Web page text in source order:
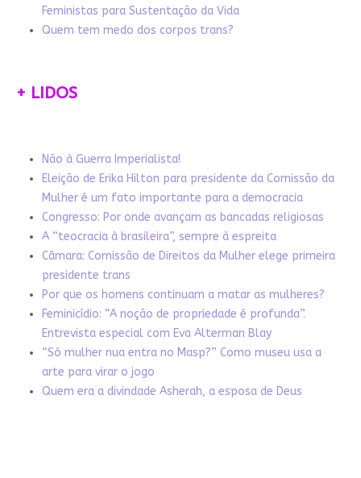
Feministas para Sustentação da Vida
Quem tem medo dos corpos trans?
+ LIDOS
Não à Guerra Imperialista!
Eleição de Erika Hilton para presidente da Comissão da
Mulher é um fato importante para a democracia
Congresso: Por onde avançam as bancadas religiosas
A “teocracia à brasileira”, sempre à espreita
Câmara: Comissão de Direitos da Mulher elege primeira
presidente trans
Por que os homens continuam a matar as mulheres?
Feminicídio: “A noção de propriedade é profunda”.
Entrevista especial com Eva Alterman Blay
“Só mulher nua entra no Masp?” Como museu usa a
arte para virar o jogo
Quem era a divindade Asherah, a esposa de Deus